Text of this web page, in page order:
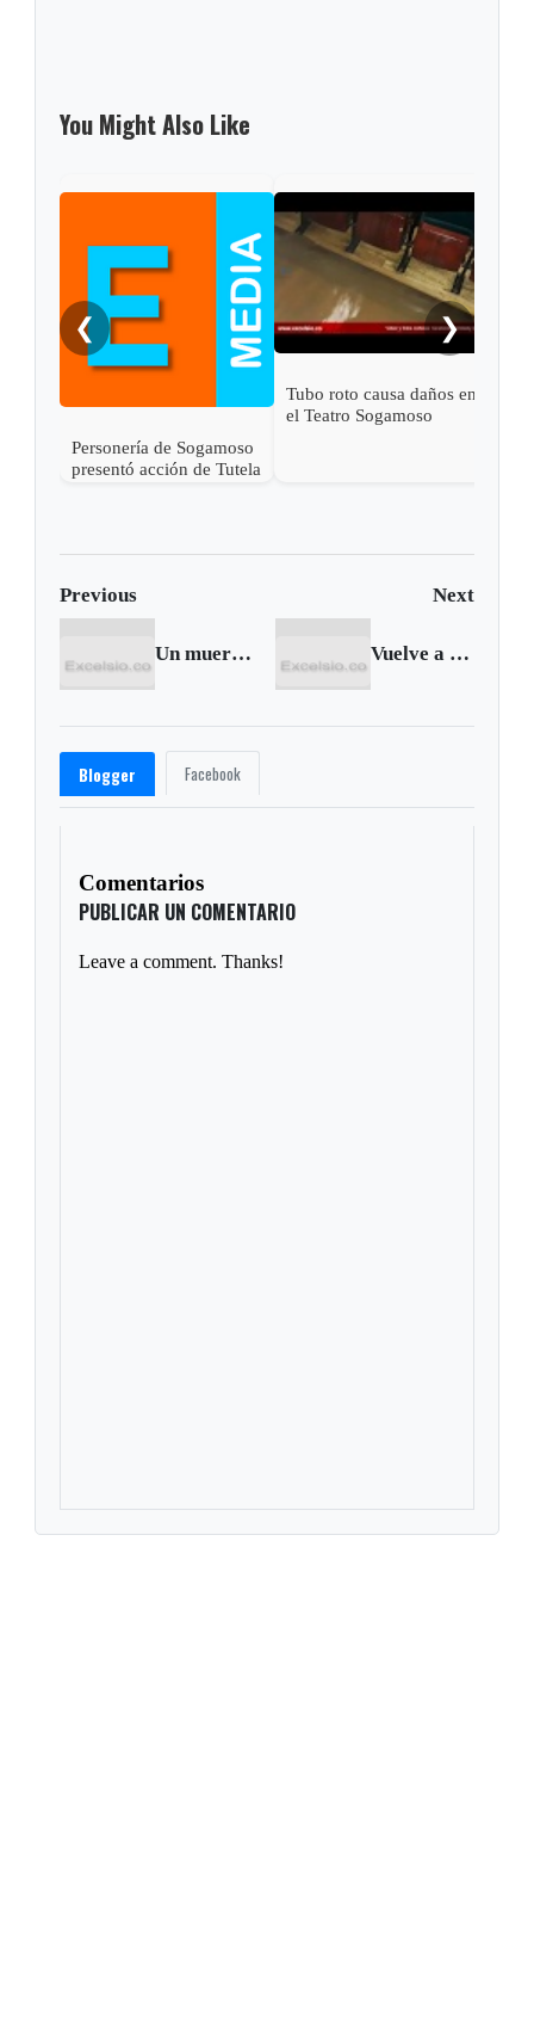
You Might Also Like
❮
Personería de Sogamoso
presentó acción de Tutela
Tubo roto causa daños en
el Teatro Sogamoso
❯
Previous Next
Un muerto y tres heridos dejan accidentes de tránsito en Boyacá Vuelve a haber Gobierno en Bogotá
Blogger Facebook
Comentarios
PUBLICAR UN COMENTARIO
Leave a comment. Thanks!